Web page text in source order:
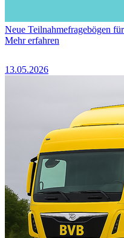
Neue Teilnahmefragebögen
Mehr erfahren
13.05.2026